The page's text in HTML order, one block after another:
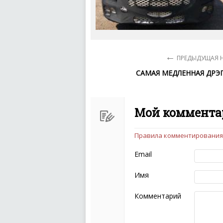
← ПРЕДЫДУЩАЯ
САМАЯ МЕДЛЕННАЯ
Мой
Чтобы ваш комментарий
следующих правил:
Комментарий не
эмоциональных
Не стоит
Пожалуйста, не
также призывы к
Правила комментирования
Email
Имя
Комментарий